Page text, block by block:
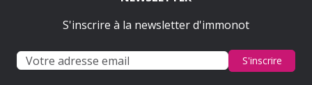
S'inscrire à la newsletter d'immonot
S'inscrire